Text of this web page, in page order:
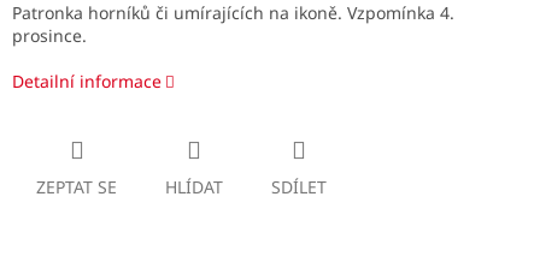
Patronka horníků či umírajících na ikoně. Vzpomínka 4.
prosince.
Detailní informace
ZEPTAT SE HLÍDAT SDÍLET